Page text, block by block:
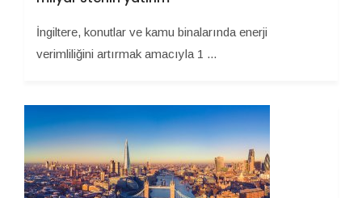
İngiltere, konutlar ve kamu binalarında enerji
verimliliğini artırmak amacıyla 1 ...